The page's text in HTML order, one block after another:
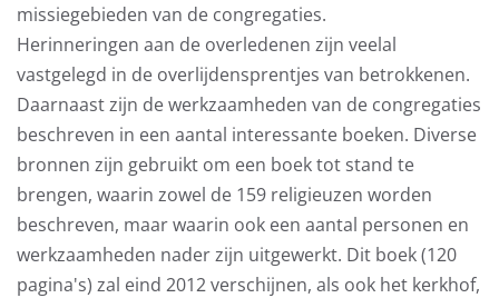
missiegebieden van de congregaties.
Herinneringen aan de overledenen zijn veelal
vastgelegd in de overlijdensprentjes van betrokkenen.
Daarnaast zijn de werkzaamheden van de congregaties
beschreven in een aantal interessante boeken. Diverse
bronnen zijn gebruikt om een boek tot stand te
brengen, waarin zowel de 159 religieuzen worden
beschreven, maar waarin ook een aantal personen en
werkzaamheden nader zijn uitgewerkt. Dit boek (120
pagina's) zal eind 2012 verschijnen, als ook het kerkhof,